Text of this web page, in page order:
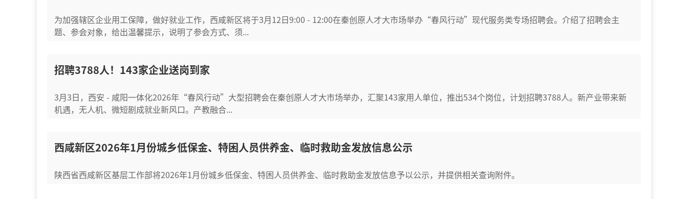
为加强辖区企业用工保障，做好就业工作，西咸新区将于3月12日9:00 - 12:00在秦创原人才大市场举办“春风行动”现代服务类专场招聘会。介绍了招聘会主
题、参会对象，给出温馨提示，说明了参会方式、须...
招聘3788人！143家企业送岗到家
3月3日，西安 - 咸阳一体化2026年“春风行动”大型招聘会在秦创原人才大市场举办，汇聚143家用人单位，推出534个岗位，计划招聘3788人。新产业带来新
机遇，无人机、微短剧成就业新风口。产教融合...
西咸新区2026年1月份城乡低保金、特困人员供养金、临时救助金发放信息公示
陕西省西咸新区基层工作部将2026年1月份城乡低保金、特困人员供养金、临时救助金发放信息予以公示，并提供相关查询附件。